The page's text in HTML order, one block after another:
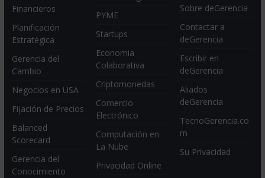
Financieros
Planificación
Estratégica
Gerencia del
Cambio
Negocios en USA
Fijación de Precios
Balanced
Scorecard
Gerencia del
Conocimiento
PYME
Startups
Economia
Colaborativa
Criptomonedas
Comercio
Electrónico
Computación en
La Nube
Privacidad Online
Sobre deGerencia
Contactar a
deGerencia
Escribir en
deGerencia
Aliados
deGerencia
TecnoGerencia.co
m
Su Privacidad